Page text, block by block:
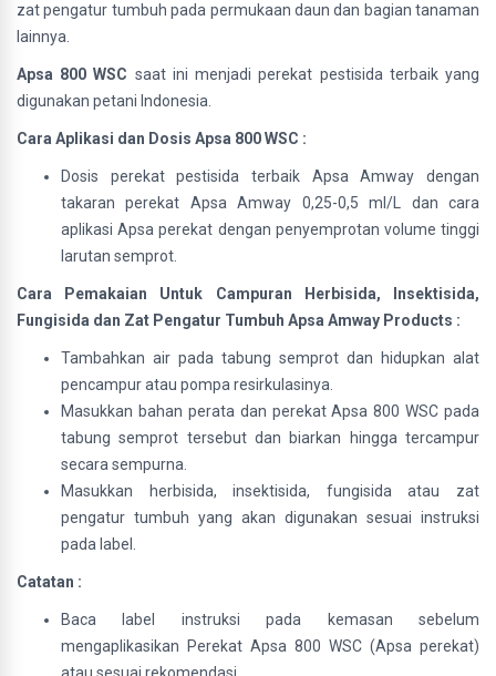
zat pengatur tumbuh pada permukaan daun dan bagian tanaman
lainnya.
Apsa 800 WSC saat ini menjadi perekat pestisida terbaik yang
digunakan petani Indonesia.
Cara Aplikasi dan Dosis Apsa 800 WSC :
Dosis perekat pestisida terbaik Apsa Amway dengan
takaran perekat Apsa Amway 0,25-0,5 ml/L dan cara
aplikasi Apsa perekat dengan penyemprotan volume tinggi
larutan semprot.
Cara Pemakaian Untuk Campuran Herbisida, Insektisida,
Fungisida dan Zat Pengatur Tumbuh Apsa Amway Products :
Tambahkan air pada tabung semprot dan hidupkan alat
pencampur atau pompa resirkulasinya.
Masukkan bahan perata dan perekat Apsa 800 WSC pada
tabung semprot tersebut dan biarkan hingga tercampur
secara sempurna.
Masukkan herbisida, insektisida, fungisida atau zat
pengatur tumbuh yang akan digunakan sesuai instruksi
pada label.
Catatan :
Baca label instruksi pada kemasan sebelum
mengaplikasikan Perekat Apsa 800 WSC (Apsa perekat)